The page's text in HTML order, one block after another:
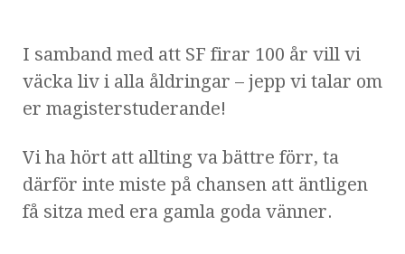
I samband med att SF firar 100 år vill vi
väcka liv i alla åldringar – jepp vi talar om
er magisterstuderande!
Vi ha hört att allting va bättre förr, ta
därför inte miste på chansen att äntligen
få sitza med era gamla goda vänner.